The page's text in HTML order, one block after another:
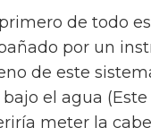
de todo
por un
de este
el agua
meter la